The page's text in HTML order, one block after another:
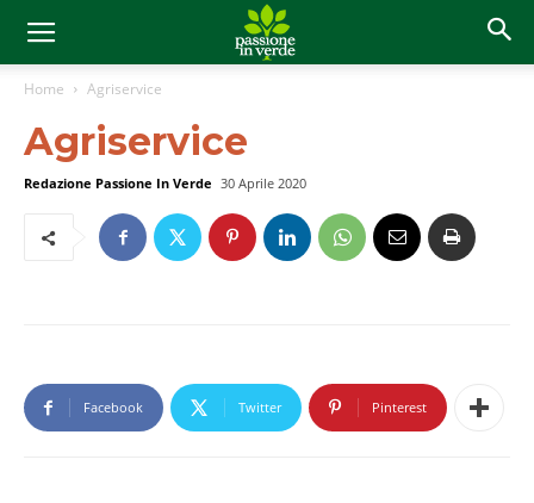
Home Agriservice
Agriservice
Redazione Passione In Verde 30 Aprile 2020
Facebook Twitter Pinterest